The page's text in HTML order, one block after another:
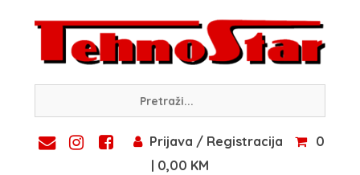
content
Prijava / Registracija
0
| 0,00 KM